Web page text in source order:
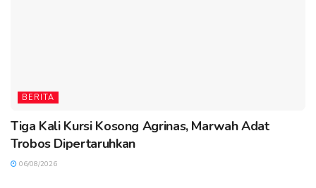
BERITA
Tiga Kali Kursi Kosong Agrinas, Marwah Adat
Trobos Dipertaruhkan
06/08/2026